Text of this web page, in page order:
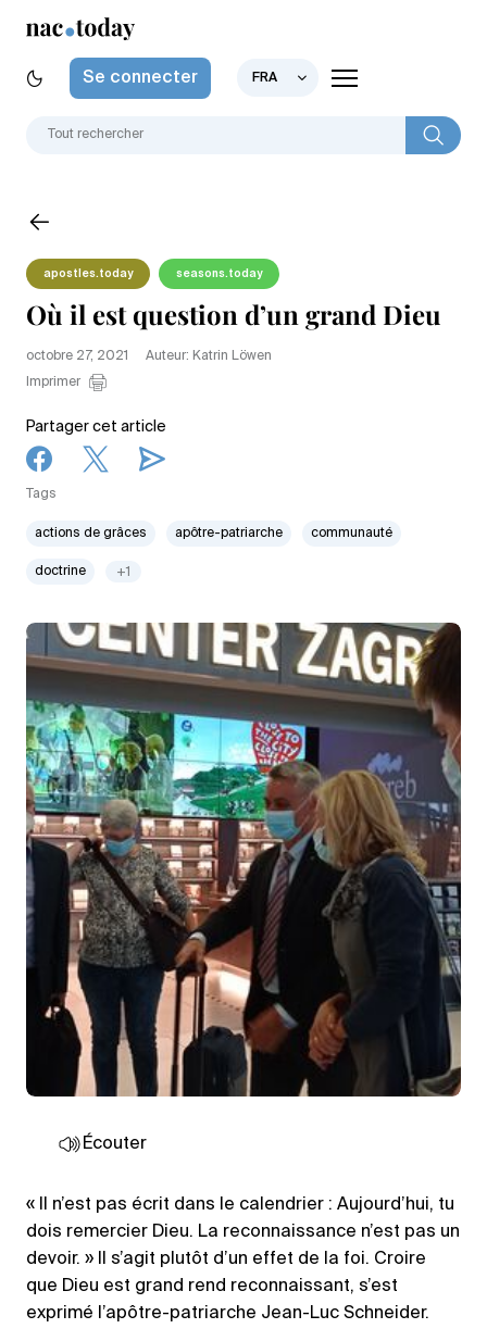
Se connecter FRA
apostles.today seasons.today
Où il est question d’un grand Dieu
octobre 27, 2021
Auteur: Katrin Löwen
Imprimer
Partager cet article
Tags
actions de grâces apôtre-patriarche communauté
doctrine +1
Écouter
« Il n’est pas écrit dans le calendrier : Aujourd’hui, tu
dois remercier Dieu. La reconnaissance n’est pas un
devoir. » Il s’agit plutôt d’un effet de la foi. Croire
que Dieu est grand rend reconnaissant, s’est
exprimé l’apôtre-patriarche Jean-Luc Schneider.